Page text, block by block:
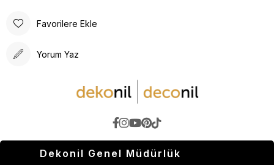
Favorilere Ekle
Yorum Yaz
Dekonil Genel Müdürlük